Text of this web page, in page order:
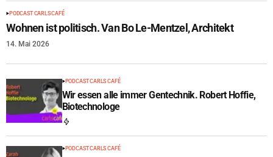
PODCAST CARLS CAFÉ
Wohnen ist politisch. Van Bo Le-Mentzel, Architekt
14. Mai 2026
PODCAST CARLS CAFÉ
Wir essen alle immer Gentechnik. Robert Hoffie,
Biotechnologe
PODCAST CARLS CAFÉ